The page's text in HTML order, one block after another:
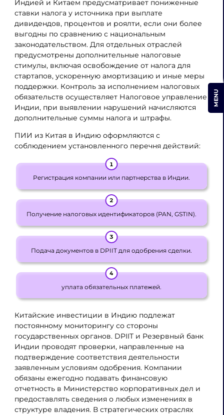
Индией и Китаем предусматривает пониженные
ставки налога у источника при выплате
дивидендов, процентов и роялти, если они более
выгодны по сравнению с национальным
законодательством. Для отдельных отраслей
предусмотрены дополнительные налоговые
стимулы, включая освобождение от налога для
стартапов, ускоренную амортизацию и иные меры
поддержки. Контроль за исполнением налоговых
обязательств осуществляет Налоговое управление
Индии, при выявлении нарушений начисляются
дополнительные суммы налога и штрафы.
ПИИ из Китая в Индию оформляются с
соблюдением установленного перечня действий:
Регистрация компании или партнерства в Индии.
Получение налоговых идентификаторов (PAN, GSTIN).
Подача документов в DPIIT для одобрения сделки.
уплата обязательных платежей.
Китайские инвестиции в Индию подлежат
постоянному мониторингу со стороны
государственных органов. DPIIT и Резервный банк
Индии проводят проверки, направленные на
подтверждение соответствия деятельности
заявленным условиям одобрения. Компании
обязаны ежегодно подавать финансовую
отчетность в Министерство корпоративных дел и
предоставлять сведения о любых изменениях в
структуре владения. В стратегических отраслях
MENU